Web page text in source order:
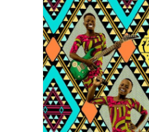
information